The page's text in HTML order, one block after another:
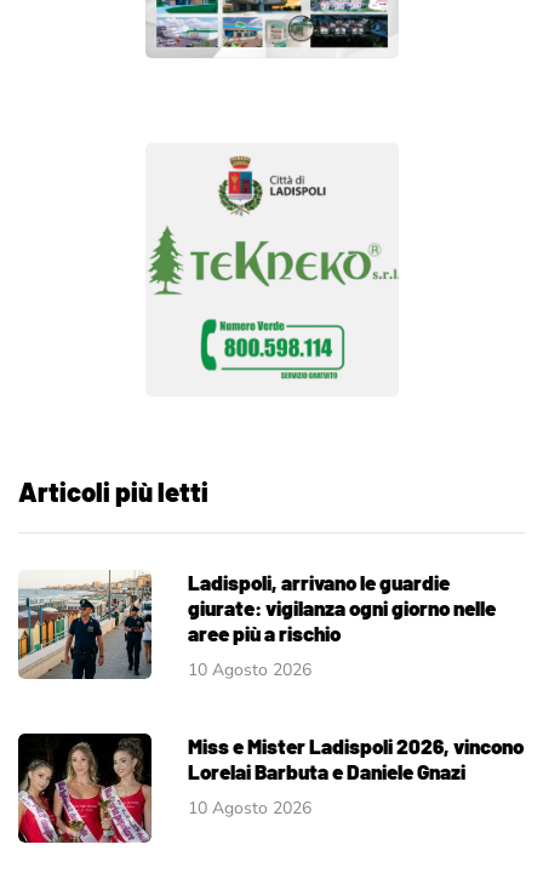
Articoli più letti
Ladispoli, arrivano le guardie
giurate: vigilanza ogni giorno nelle
aree più a rischio
10 Agosto 2026
Miss e Mister Ladispoli 2026, vincono
Lorelai Barbuta e Daniele Gnazi
10 Agosto 2026